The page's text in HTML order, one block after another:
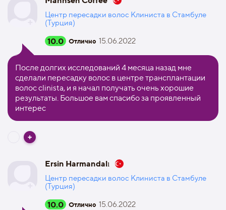
Центр пересадки волос Клиниста в Стамбуле
(Турция)
10.0 Отлично 15.06.2022
После долгих исследований 4 месяца назад мне
сделали пересадку волос в центре трансплантации
волос clinista, и я начал получать очень хорошие
результаты. Большое вам спасибо за проявленный
интерес
Ersin Harmandalı
Центр пересадки волос Клиниста в Стамбуле
(Турция)
10.0 Отлично 15.06.2022